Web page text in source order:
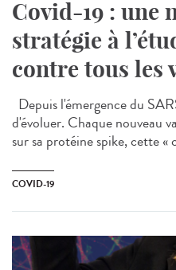
Covid-19 : une
stratégie à
contre tous les
Depuis l'émergence du
d'évoluer. Chaque nouveau
sur sa protéine spike, cette «
COVID-19